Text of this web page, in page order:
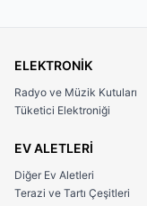
ELEKTRONİK
Radyo ve Müzik Kutuları
Tüketici Elektroniği
EV ALETLERİ
Diğer Ev Aletleri
Terazi ve Tartı Çeşitleri